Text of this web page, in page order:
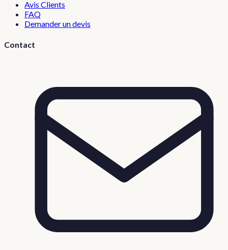
Avis Clients
FAQ
Demander un devis
Contact